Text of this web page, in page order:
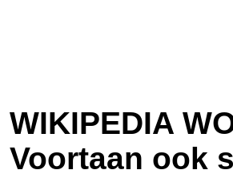
WIKIPEDIA
Voortaan ook